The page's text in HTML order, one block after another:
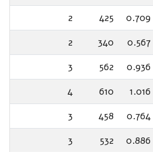
0.709
425
2
0.567
340
2
0.936
562
3
1.016
610
4
0.764
458
3
0.886
532
3